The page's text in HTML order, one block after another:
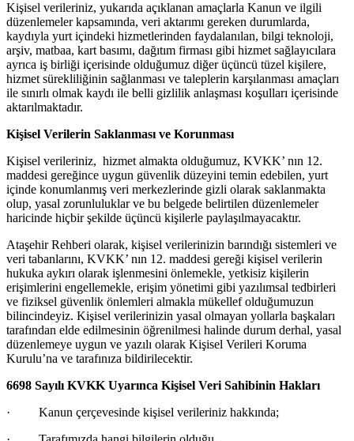
Kişisel verileriniz, yukarıda açıklanan amaçlarla Kanun ve ilgili
düzenlemeler kapsamında, veri aktarımı gereken durumlarda,
kaydıyla yurt içindeki hizmetlerinden faydalanılan, bilgi teknoloji,
arşiv, matbaa, kart basımı, dağıtım firması gibi hizmet sağlayıcılara
ayrıca iş birliği içerisinde olduğumuz diğer üçüncü tüzel kişilere,
hizmet sürekliliğinin sağlanması ve taleplerin karşılanması amaçları
ile sınırlı olmak kaydı ile belli gizlilik anlaşması koşulları içerisinde
aktarılmaktadır.
Kişisel Verilerin Saklanması ve Korunması
Kişisel verileriniz, hizmet almakta olduğumuz, KVKK’ nın 12.
maddesi gereğince uygun güvenlik düzeyini temin edebilen, yurt
içinde konumlanmış veri merkezlerinde gizli olarak saklanmakta
olup, yasal zorunluluklar ve bu belgede belirtilen düzenlemeler
haricinde hiçbir şekilde üçüncü kişilerle paylaşılmayacaktır.
Ataşehir Rehberi olarak, kişisel verilerinizin barındığı sistemleri ve
veri tabanlarını, KVKK’ nın 12. maddesi gereği kişisel verilerin
hukuka aykırı olarak işlenmesini önlemekle, yetkisiz kişilerin
erişimlerini engellemekle, erişim yönetimi gibi yazılımsal tedbirleri
ve fiziksel güvenlik önlemleri almakla mükellef olduğumuzun
bilincindeyiz. Kişisel verilerinizin yasal olmayan yollarla başkaları
tarafından elde edilmesinin öğrenilmesi halinde durum derhal, yasal
düzenlemeye uygun ve yazılı olarak Kişisel Verileri Koruma
Kurulu’na ve tarafınıza bildirilecektir.
6698 Sayılı KVKK Uyarınca Kişisel Veri Sahibinin Hakları
·
Kanun çerçevesinde kişisel verileriniz hakkında;